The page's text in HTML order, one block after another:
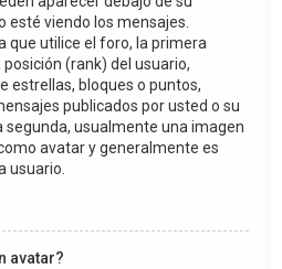
esté viendo los mensajes.
que utilice el foro, la primera
(rank) del usuario,
estrellas, bloques o puntos,
publicados por usted o su
usualmente una imagen
avatar y generalmente es
usuario.
avatar?